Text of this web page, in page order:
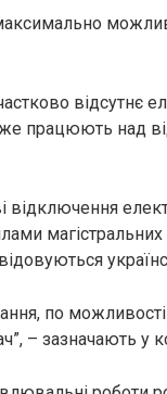
відсутнє
працюють над
по
– зазначають у